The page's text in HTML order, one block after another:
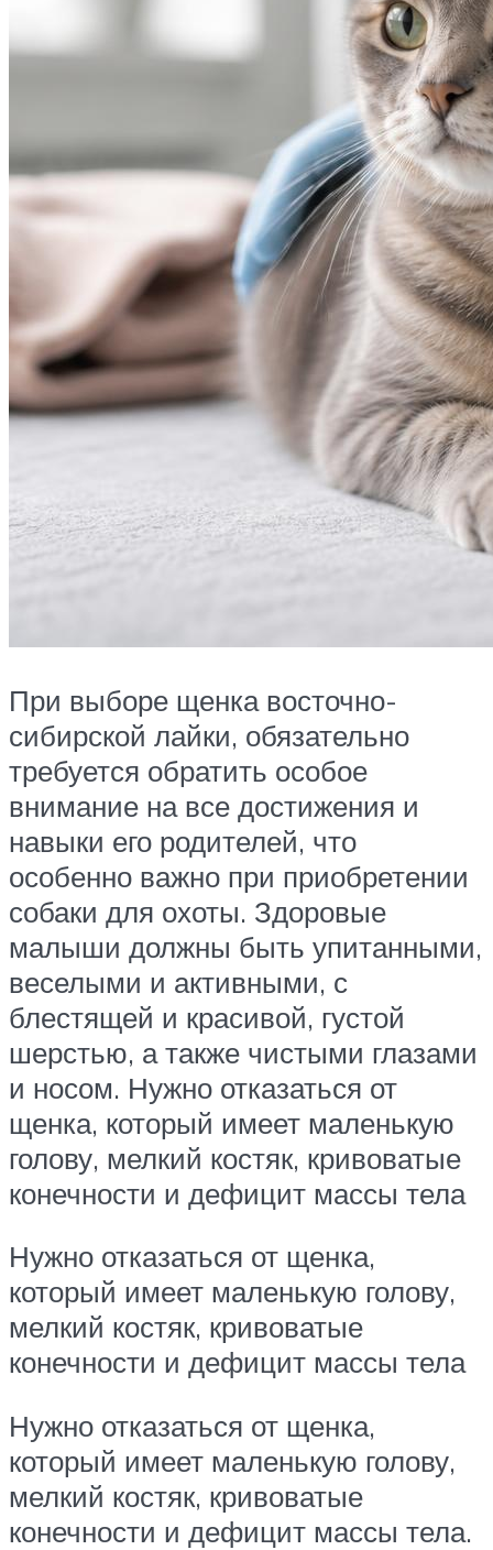
При выборе щенка восточно-
сибирской лайки, обязательно
требуется обратить особое
внимание на все достижения и
навыки его родителей, что
особенно важно при приобретении
собаки для охоты. Здоровые
малыши должны быть упитанными,
веселыми и активными, с
блестящей и красивой, густой
шерстью, а также чистыми глазами
и носом. Нужно отказаться от
щенка, который имеет маленькую
голову, мелкий костяк, кривоватые
конечности и дефицит массы тела
Нужно отказаться от щенка,
который имеет маленькую голову,
мелкий костяк, кривоватые
конечности и дефицит массы тела
Нужно отказаться от щенка,
который имеет маленькую голову,
мелкий костяк, кривоватые
конечности и дефицит массы тела.